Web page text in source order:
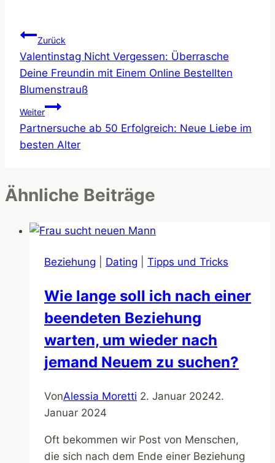
Beitragsnavigation
Zurück
Valentinstag Nicht Vergessen: Überrasche
Deine Freundin mit Einem Online Bestellten
Blumenstrauß
Weiter
Partnersuche ab 50 Erfolgreich: Neue Liebe im
besten Alter
Ähnliche Beiträge
Beziehung Dating Tipps und Tricks
Wie lange soll ich nach einer
beendeten Beziehung
warten, um wieder nach
jemand Neuem zu suchen?
VonAlessia Moretti 2. Januar 20242.
Januar 2024
Oft bekommen wir Post von Menschen,
die sich nach dem Ende einer Beziehung